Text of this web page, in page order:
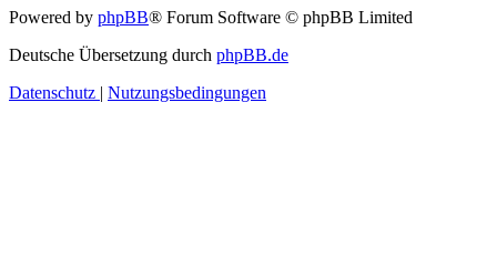
Powered by phpBB® Forum Software © phpBB Limited
Deutsche Übersetzung durch phpBB.de
Datenschutz | Nutzungsbedingungen